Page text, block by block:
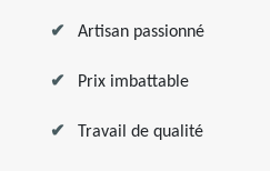
Artisan passionné
Prix imbattable
Travail de qualité